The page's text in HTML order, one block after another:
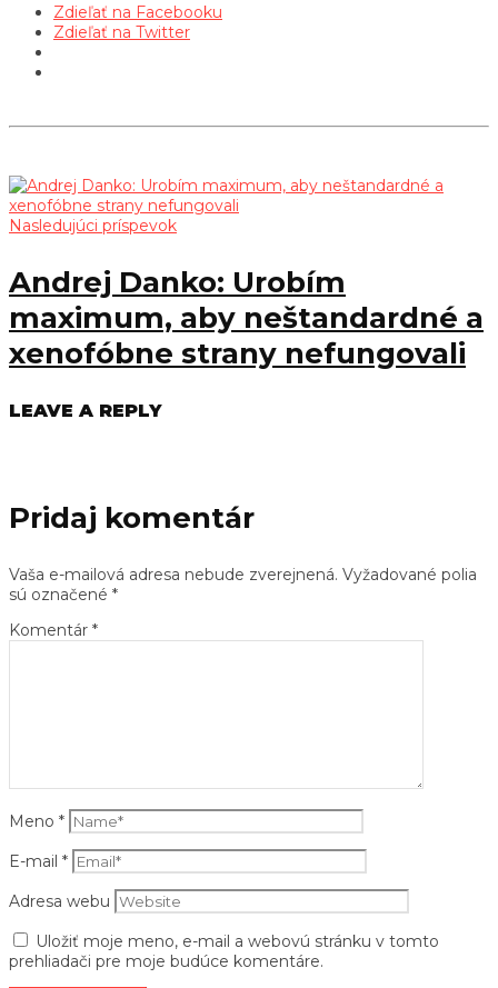
Zdieľať na Facebooku
Zdieľať na Twitter
Nasledujúci príspevok
Andrej Danko: Urobím
maximum, aby neštandardné a
xenofóbne strany nefungovali
LEAVE A REPLY
Pridaj komentár
Vaša e-mailová adresa nebude zverejnená. Vyžadované polia
sú označené *
Komentár *
Meno *
E-mail *
Adresa webu
Uložiť moje meno, e-mail a webovú stránku v tomto
prehliadači pre moje budúce komentáre.